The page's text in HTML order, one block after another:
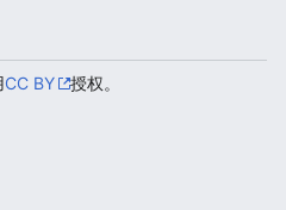
CC BY
授权。